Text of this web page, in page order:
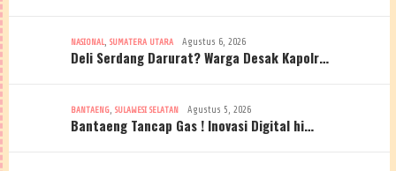
NASIONAL, SUMATERA UTARA Agustus 6, 2026
Deli Serdang Darurat? Warga Desak Kapolr…
BANTAENG, SULAWESI SELATAN Agustus 5, 2026
Bantaeng Tancap Gas ! Inovasi Digital hi…